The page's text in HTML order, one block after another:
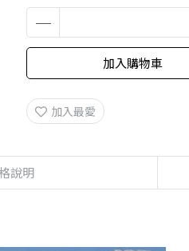
加入購物車
加入最愛
說明